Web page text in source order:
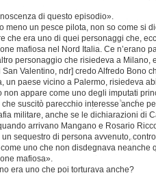
di questo episodio».
meno un pesce pilota, non so come si
che era uno di quei personaggi che,
mafiosa nel Nord Italia. Ce n’erano
personaggio che risiedeva a Milano,
San Valentino, ndr] credo Alfredo Bono
un paese vicino a Palermo, risiedeva
appare come uno degli imputati
suscitò parecchio interesse anche
militare, anche se le dichiarazioni di
arrivano Mangano e Rosario
sequestro di persona avvenuto,
uno che non disdegnava neanche
mafiosa».
era uno che poi torturava anche?